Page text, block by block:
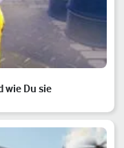
wie Du sie